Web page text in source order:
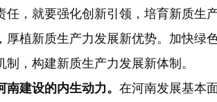
，就要强化创新引领，培育新质生
植新质生产力发展新优势。加快绿
，构建新质生产力发展新体制。
建设的内生动力。 在河南发展基本